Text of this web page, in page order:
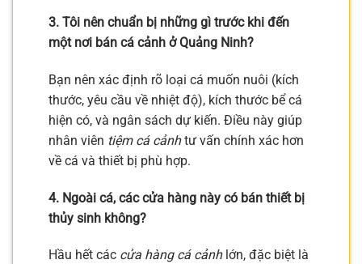
3. Tôi nên chuẩn bị những gì trước khi đến
một nơi bán cá cảnh ở Quảng Ninh?
Bạn nên xác định rõ loại cá muốn nuôi (kích
thước, yêu cầu về nhiệt độ), kích thước bể cá
hiện có, và ngân sách dự kiến. Điều này giúp
nhân viên tiệm cá cảnhtư vấn chính xác hơn
về cá và thiết bị phù hợp.
4. Ngoài cá, các cửa hàng này có bán thiết bị
thủy sinh không?
Hầu hết các cửa hàng cá cảnhlớn, đặc biệt là